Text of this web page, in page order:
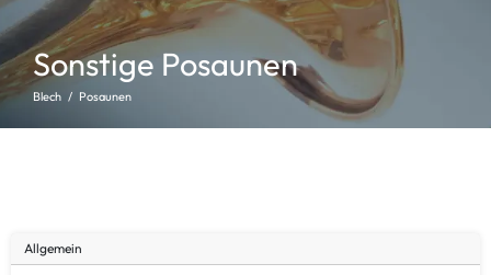
Sonstige Posaunen
Blech Posaunen
Allgemein